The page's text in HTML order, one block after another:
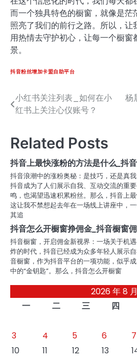
而一个独具特色的橱窗，就像是茫
照亮了我们的前行之路。所以，让
用热情去守护初心，让每一个橱窗
景。
抖音粉丝增加卡盟自助平台
文
章
导
航
小红书关注列表_如何在小
红书上关注心仪账号？
杨
Related Posts
抖音上最快涨粉的方法是什么_抖
抖音浪潮中的涨粉奥秘：是技巧，还是真
抖音成为了人们展示自我、互动交流的重
鸣，也渴望迅速积累粉丝。那么，抖音上
这让我不禁想起去年在一场线上讲座中，
其追
抖音怎么开橱窗挣佣金_抖音橱窗
抖音橱窗，开启佣金新视界：一场关于机
炸的时代，抖音已经成为众多年轻人展示
音橱窗，作为抖音平台的一项功能，似乎
中的“金钥匙”。那么，抖音怎么开橱窗
2026 年 8 月
一
二 三 四
3
4 5 6 7
10
11 12 13